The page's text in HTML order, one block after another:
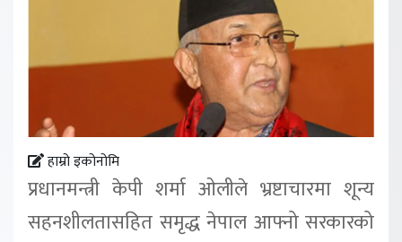
हाम्रो इकोनोमि
प्रधानमन्त्री केपी शर्मा ओलीले भ्रष्टाचारमा शून्य
सहनशीलतासहित समृद्ध नेपाल आफ्नो सरकारको